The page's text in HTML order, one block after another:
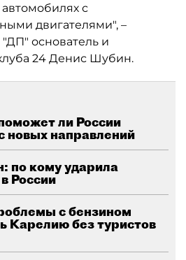
с
двигателями", –
основатель и
24 Денис Шубин.
ли России
новых направлений
по кому ударила
России
с бензином
Карелию без туристов